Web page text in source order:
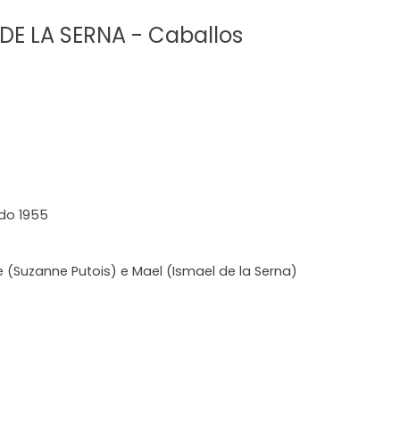
LA SERNA - Caballos
1955
(Suzanne Putois) e Mael (Ismael de la Serna)